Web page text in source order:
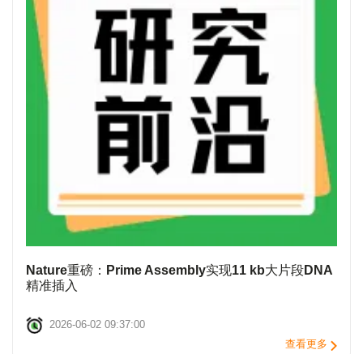
Nature重磅：Prime Assembly实现11 kb大片段DNA
精准插入
2026-06-02 09:37:00
查看更多